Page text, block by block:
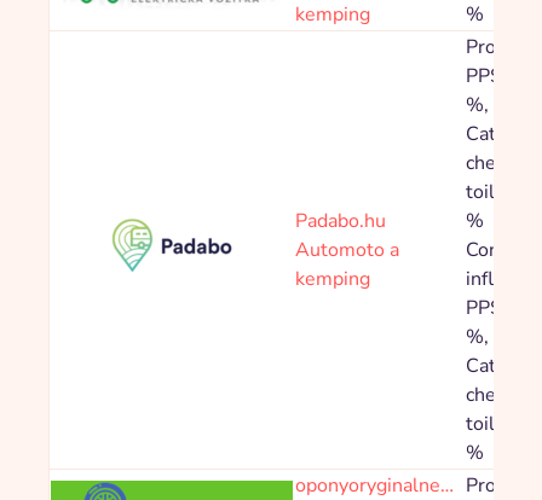
kemping
%
Padabo.hu
Automoto a
kemping
Provize
PPS
%,
chemical
toilets
%
Content
PPS
%,
chemical
toilets
%
oponyoryginalne… Provize